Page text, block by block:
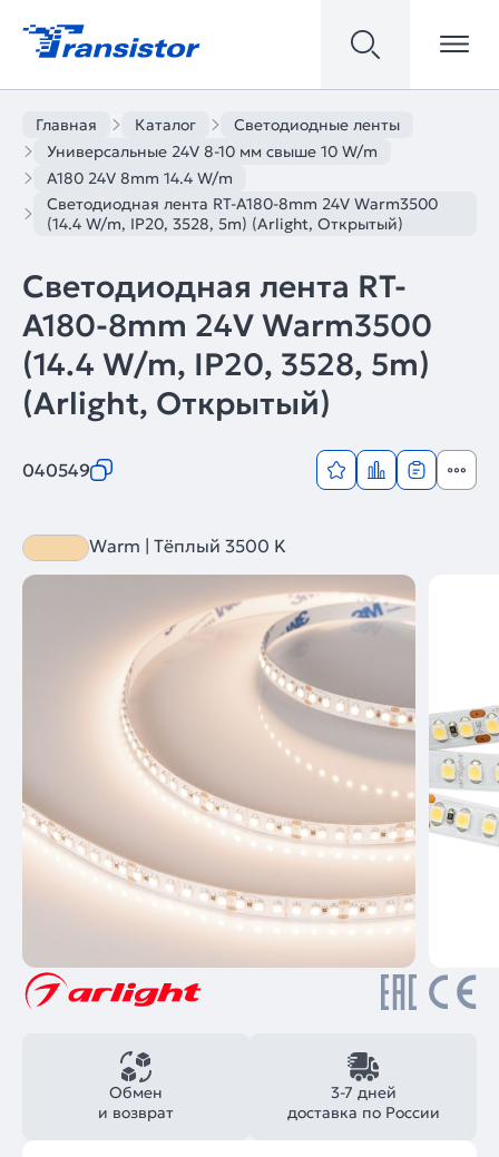
Главная Каталог
Светодиодные ленты
Универсальные 24V 8-10 мм свыше 10 W/m
A180 24V 8mm 14.4 W/m
Светодиодная лента RT-A180-8mm 24V Warm3500
(14.4 W/m, IP20, 3528, 5m) (Arlight, Открытый)
Светодиодная лента RT-
A180-8mm 24V Warm3500
(14.4 W/m, IP20, 3528, 5m)
(Arlight, Открытый)
040549
Warm | Тёплый 3500 K
3-7 дней
доставка по России
Обмен
и возврат